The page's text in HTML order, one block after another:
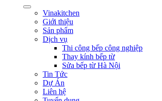
Vinakitchen
Giới thiệu
Sản phẩm
Dịch vụ
Thi công bếp công nghiệp
Thay kính bếp từ
Sửa bếp từ Hà Nội
Tin Tức
Dự Án
Liên hệ